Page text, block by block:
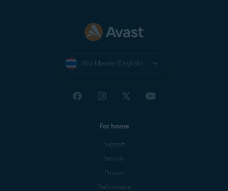
Worldwide (English)
For home
Support
Security
Privacy
Performance